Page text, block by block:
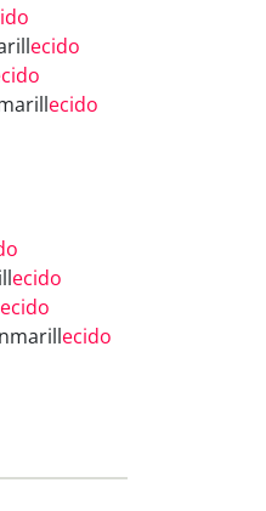
ecido
ecido
ecido
ecido
ecido